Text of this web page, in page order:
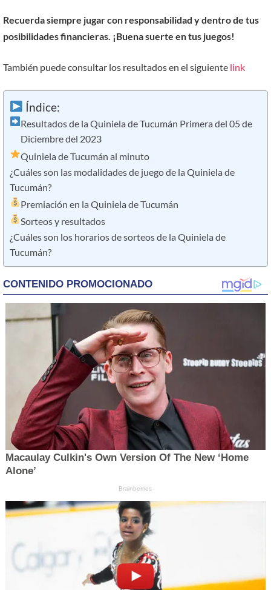
Recuerda siempre jugar con responsabilidad y dentro de tus
posibilidades financieras. ¡Buena suerte en tus juegos!
También puede consultar los resultados en el siguiente link
Índice:
Resultados de la Quiniela de Tucumán Primera del 05 de
Diciembre del 2023
Quiniela de Tucumán al minuto
¿Cuáles son las modalidades de juego de la Quiniela de
Tucumán?
Premiación en la Quiniela de Tucumán
Sorteos y resultados
¿Cuáles son los horarios de sorteos de la Quiniela de
Tucumán?